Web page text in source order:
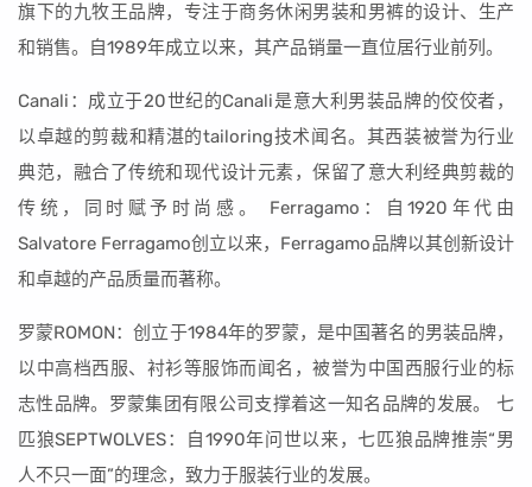
旗下的九牧王品牌，专注于商务休闲男装和男裤的设计、生产
和销售。自1989年成立以来，其产品销量一直位居行业前列。
Canali：成立于20世纪的Canali是意大利男装品牌的佼佼者，
以卓越的剪裁和精湛的tailoring技术闻名。其西装被誉为行业
典范，融合了传统和现代设计元素，保留了意大利经典剪裁的
传统，同时赋予时尚感。 Ferragamo：自1920年代由
Salvatore Ferragamo创立以来，Ferragamo品牌以其创新设计
和卓越的产品质量而著称。
罗蒙ROMON：创立于1984年的罗蒙，是中国著名的男装品牌，
以中高档西服、衬衫等服饰而闻名，被誉为中国西服行业的标
志性品牌。罗蒙集团有限公司支撑着这一知名品牌的发展。 七
匹狼SEPTWOLVES：自1990年问世以来，七匹狼品牌推崇“男
人不只一面”的理念，致力于服装行业的发展。